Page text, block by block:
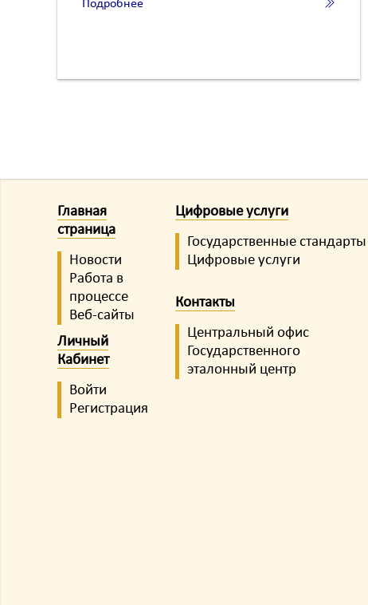
Подробнее
Главная
страница
Новости
Работа в
процессе
Веб-сайты
Личный
Кабинет
Войти
Регистрация
Цифровые услуги
Государственные стандарты
Цифровые услуги
Контакты
Центральный офис
Государственного
эталонный центр